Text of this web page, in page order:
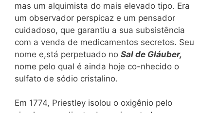
mas um alquimista do mais elevado tipo. Era
um observador perspicaz e um pensador
cuidadoso, que garantiu a sua subsistência
com a venda de medicamentos secretos. Seu
nome e,stá perpetuado no Sal de Gláuber,
nome pelo qual é ainda hoje co-nhecido o
sulfato de sódio cristalino.
Em 1774, Priestley isolou o oxigênio pelo